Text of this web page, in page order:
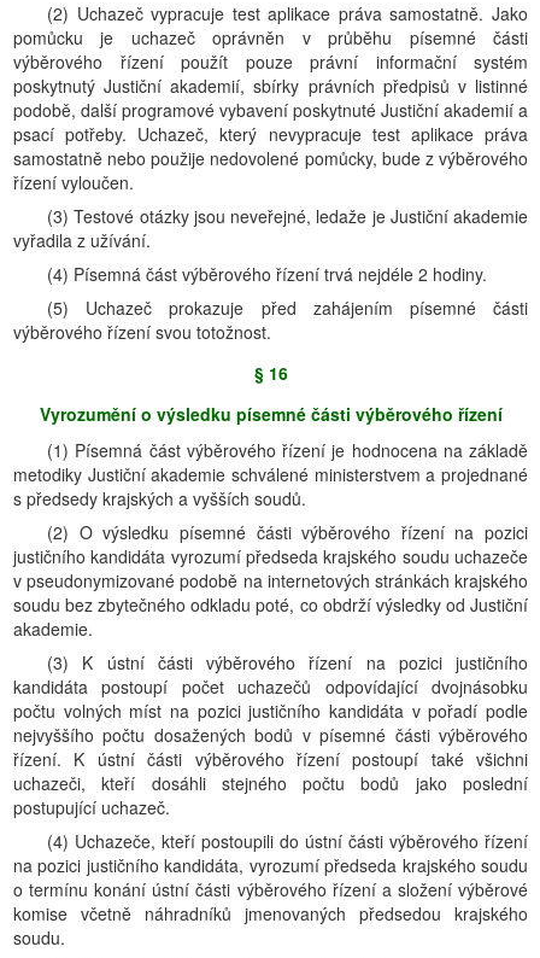
(2) Uchazeč vypracuje test aplikace práva samostatně. Jako
pomůcku je uchazeč oprávněn v průběhu písemné části
výběrového řízení použít pouze právní informační systém
poskytnutý Justiční akademií, sbírky právních předpisů v listinné
podobě, další programové vybavení poskytnuté Justiční akademií a
psací potřeby. Uchazeč, který nevypracuje test aplikace práva
samostatně nebo použije nedovolené pomůcky, bude z výběrového
řízení vyloučen.
(3) Testové otázky jsou neveřejné, ledaže je Justiční akademie
vyřadila z užívání.
(4) Písemná část výběrového řízení trvá nejdéle 2 hodiny.
(5) Uchazeč prokazuje před zahájením písemné části
výběrového řízení svou totožnost.
§ 16
Vyrozumění o výsledku písemné části výběrového řízení
(1) Písemná část výběrového řízení je hodnocena na základě
metodiky Justiční akademie schválené ministerstvem a projednané
s předsedy krajských a vyšších soudů.
(2) O výsledku písemné části výběrového řízení na pozici
justičního kandidáta vyrozumí předseda krajského soudu uchazeče
v pseudonymizované podobě na internetových stránkách krajského
soudu bez zbytečného odkladu poté, co obdrží výsledky od Justiční
akademie.
(3) K ústní části výběrového řízení na pozici justičního
kandidáta postoupí počet uchazečů odpovídající dvojnásobku
počtu volných míst na pozici justičního kandidáta v pořadí podle
nejvyššího počtu dosažených bodů v písemné části výběrového
řízení. K ústní části výběrového řízení postoupí také všichni
uchazeči, kteří dosáhli stejného počtu bodů jako poslední
postupující uchazeč.
(4) Uchazeče, kteří postoupili do ústní části výběrového řízení
na pozici justičního kandidáta, vyrozumí předseda krajského soudu
o termínu konání ústní části výběrového řízení a složení výběrové
komise včetně náhradníků jmenovaných předsedou krajského
soudu.